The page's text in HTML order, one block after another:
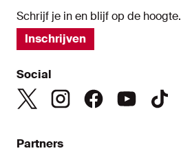
Schrijf je in en blijf op de hoogte.
Inschrijven
Social
Partners